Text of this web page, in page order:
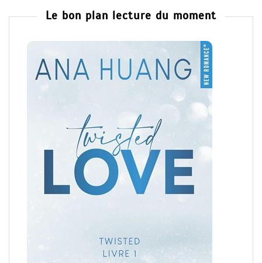
Le bon plan lecture du moment